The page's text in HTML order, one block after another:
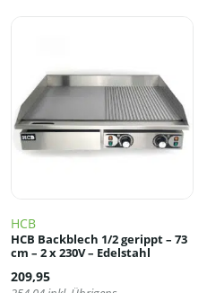
HCB
HCB Backblech 1/2 gerippt – 73
cm – 2 x 230V – Edelstahl
209,95